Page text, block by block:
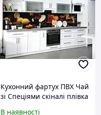
Кухонний фартух ПВХ Чай
зі Спеціями скіналі плівка
В наявності